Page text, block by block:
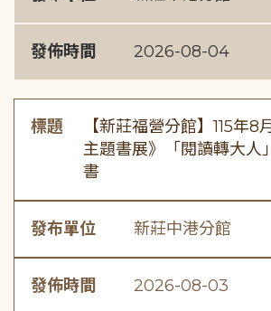
發佈時間 2026-08-04
標題
【新莊福營分館】115年8
主題書展》「閱讀轉大人
書
發布單位 新莊中港分館
發佈時間 2026-08-03